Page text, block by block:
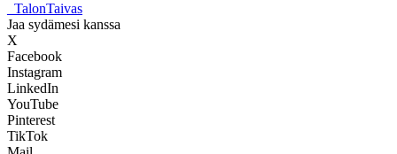
TalonTaivas
Jaa sydämesi kanssa
X
Facebook
Instagram
LinkedIn
YouTube
Pinterest
TikTok